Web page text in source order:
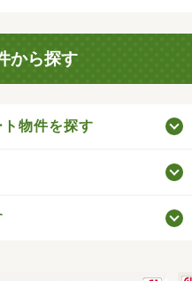
から探す
物件を探す